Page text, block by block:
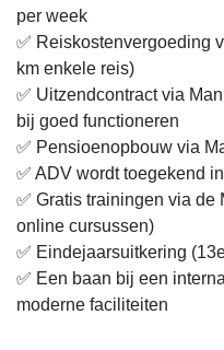
per week
✅ Reiskostenvergoeding
km enkele reis)
✅ Uitzendcontract via
bij goed functioneren
✅ Pensioenopbouw via
✅ ADV wordt toegekend
✅ Gratis trainingen via de
online cursussen)
✅ Eindejaarsuitkering
✅ Een baan bij een
moderne faciliteiten